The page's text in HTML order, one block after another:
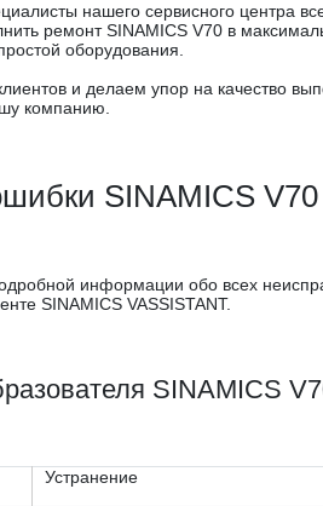
нашего сервисного центра
ремонт SINAMICS V70 в
оборудования.
и делаем упор на качество
компанию.
SINAMICS V70
информации обо всех
SINAMICS VASSISTANT.
SINAMICS
Устранение